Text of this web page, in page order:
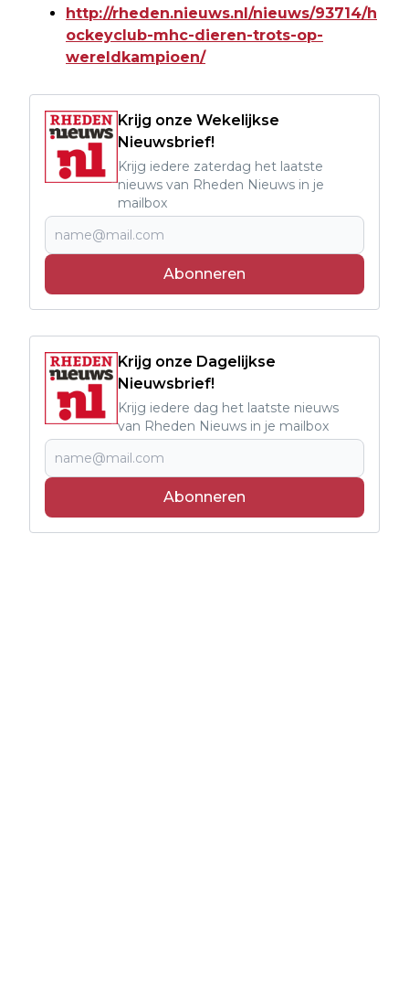
http://rheden.nieuws.nl/nieuws/93714/h
ockeyclub-mhc-dieren-trots-op-
wereldkampioen/
Krijg onze Wekelijkse
Nieuwsbrief!
Krijg iedere zaterdag het laatste
nieuws van Rheden Nieuws in je
mailbox
Abonneren
Krijg onze Dagelijkse
Nieuwsbrief!
Krijg iedere dag het laatste nieuws
van Rheden Nieuws in je mailbox
Abonneren